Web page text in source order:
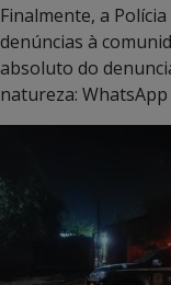
Finalmente, a
denúncias à
absoluto do
natureza: WhatsApp